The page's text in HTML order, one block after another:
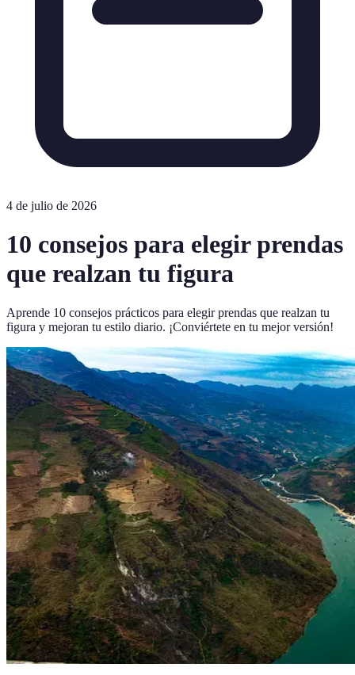
4 de julio de 2026
10 consejos para elegir prendas
que realzan tu figura
Aprende 10 consejos prácticos para elegir prendas que realzan tu
figura y mejoran tu estilo diario. ¡Conviértete en tu mejor versión!